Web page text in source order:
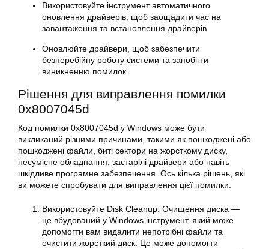
Використовуйте інструмент автоматичного
оновлення драйверів, щоб заощадити час на
завантаження та встановлення драйверів
Оновлюйте драйвери, щоб забезпечити
безперебійну роботу системи та запобігти
виникненню помилок
Рішення для виправлення помилки
0x8007045d
Код помилки 0x8007045d у Windows може бути
викликаний різними причинами, такими як пошкоджені або
пошкоджені файли, биті сектори на жорсткому диску,
несумісне обладнання, застарілі драйвери або навіть
шкідливе програмне забезпечення. Ось кілька рішень, які
ви можете спробувати для виправлення цієї помилки:
Використовуйте Disk Cleanup: Очищення диска —
це вбудований у Windows інструмент, який може
допомогти вам видалити непотрібні файли та
очистити жорсткий диск. Це може допомогти